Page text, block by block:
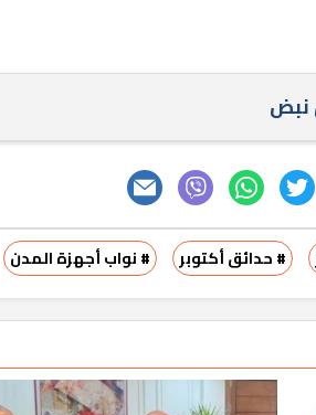
نبض
# حدائق أكتوبر # نواب أجهزة المدن